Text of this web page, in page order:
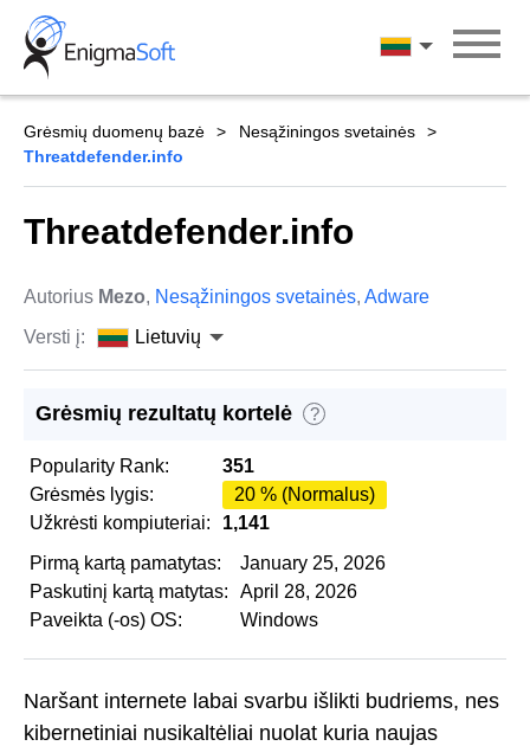
Skip
content
Lietuvių
Grėsmių duomenų bazė
Nesąžiningos svetainės
Threatdefender.info
Threatdefender.info
Autorius Mezo, Nesąžiningos svetainės, Adware
Versti į:
Lietuvių
Grėsmių rezultatų kortelė ?
Popularity Rank:
351
Grėsmės lygis:
20 % (Normalus)
Užkrėsti kompiuteriai:
1,141
Pirmą kartą pamatytas:
January 25, 2026
Paskutinį kartą matytas:
April 28, 2026
Paveikta (-os) OS:
Windows
Naršant internete labai svarbu išlikti budriems, nes
kibernetiniai nusikaltėliai nuolat kuria naujas